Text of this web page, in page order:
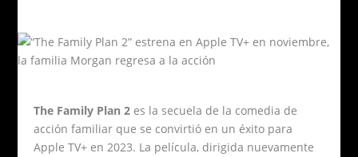
The Family Plan 2 es la secuela de la comedia de
acción familiar que se convirtió en un éxito para
Apple TV+ en 2023. La película, dirigida nuevamente